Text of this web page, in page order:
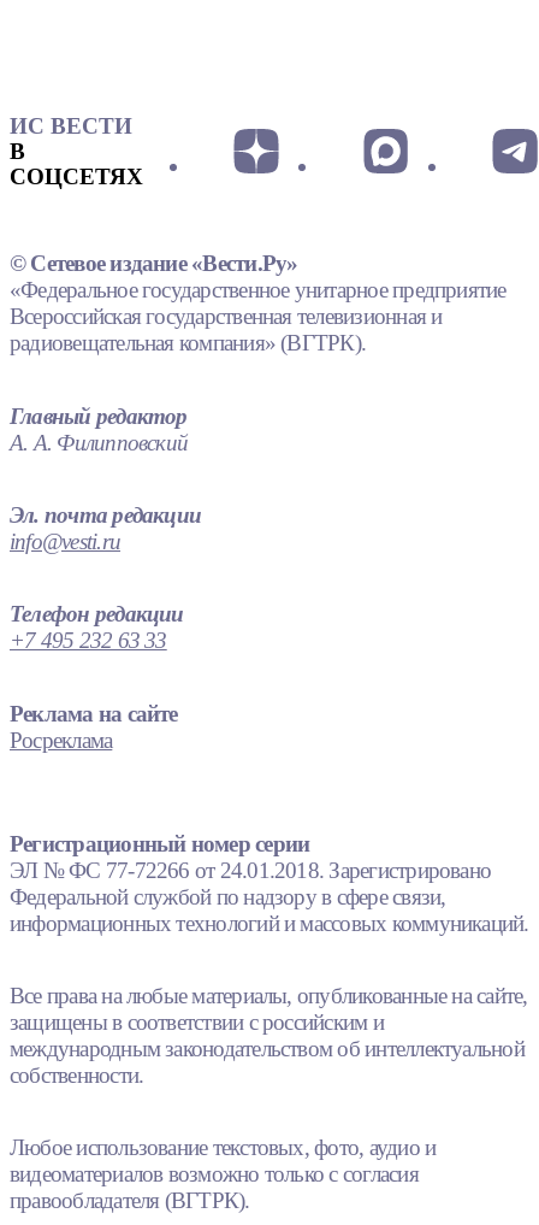
ИС ВЕСТИ
В
СОЦСЕТЯХ
© Сетевое издание «Вести.Ру»
«Федеральное государственное унитарное предприятие
Всероссийская государственная телевизионная и
радиовещательная компания» (ВГТРК).
Главный редактор
А. А. Филипповский
Эл. почта редакции
info@vesti.ru
Телефон редакции
+7 495 232 63 33
Реклама на сайте
Росреклама
Регистрационный номер серии
ЭЛ № ФС 77-72266 от 24.01.2018. Зарегистрировано
Федеральной службой по надзору в сфере связи,
информационных технологий и массовых коммуникаций.
Все права на любые материалы, опубликованные на сайте,
защищены в соответствии с российским и
международным законодательством об интеллектуальной
собственности.
Любое использование текстовых, фото, аудио и
видеоматериалов возможно только с согласия
правообладателя (ВГТРК).